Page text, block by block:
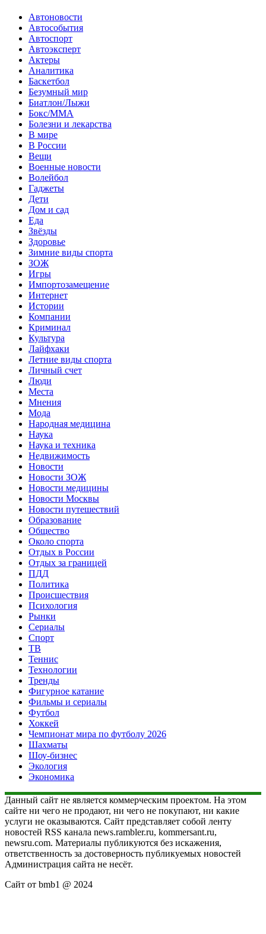
Автоновости
Автособытия
Автоспорт
Автоэксперт
Актеры
Аналитика
Баскетбол
Безумный мир
Биатлон/Лыжи
Бокс/MMA
Болезни и лекарства
В мире
В России
Вещи
Военные новости
Волейбол
Гаджеты
Дети
Дом и сад
Еда
Звёзды
Здоровье
Зимние виды спорта
ЗОЖ
Игры
Импортозамещение
Интернет
Истории
Компании
Криминал
Культура
Лайфхаки
Летние виды спорта
Личный счет
Люди
Места
Мнения
Мода
Народная медицина
Наука
Наука и техника
Недвижимость
Новости
Новости ЗОЖ
Новости медицины
Новости Москвы
Новости путешествий
Образование
Общество
Около спорта
Отдых в России
Отдых за границей
ПДД
Политика
Происшествия
Психология
Рынки
Сериалы
Спорт
ТВ
Теннис
Технологии
Тренды
Фигурное катание
Фильмы и сериалы
Футбол
Хоккей
Чемпионат мира по футболу 2026
Шахматы
Шоу-бизнес
Экология
Экономика
Данный сайт не является коммерческим проектом. На этом
сайте ни чего не продают, ни чего не покупают, ни какие
услуги не оказываются. Сайт представляет собой ленту
новостей RSS канала news.rambler.ru, kommersant.ru,
newsru.com. Материалы публикуются без искажения,
ответственность за достоверность публикуемых новостей
Администрация сайта не несёт.
Сайт от bmb1 @ 2024